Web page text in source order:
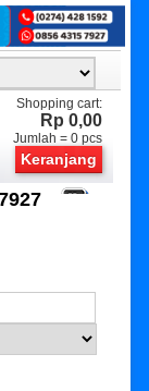
Shopping cart:
Rp 0,00
Jumlah =0 pcs
Keranjang